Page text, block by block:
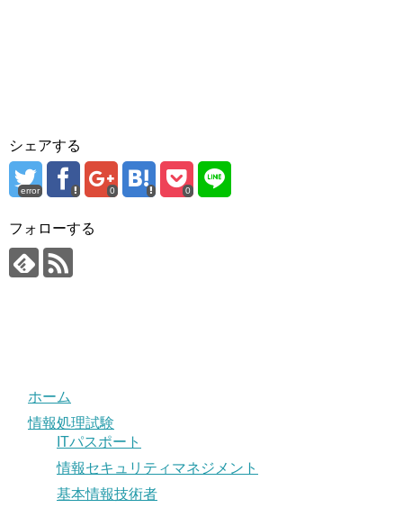
シェアする
error 0 0
フォローする
ホーム
情報処理試験
ITパスポート
情報セキュリティマネジメント
基本情報技術者